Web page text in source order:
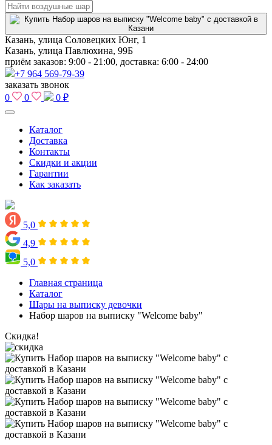
Казань, улица Соловецких Юнг, 1
Казань, улица Павлюхина, 99Б
приём заказов: 9:00 - 21:00, доставка: 6:00 - 24:00
+7 964 569-79-39
заказать звонок
0
0 0 ₽
Каталог
Доставка
Контакты
Скидки и акции
Гарантии
Как заказать
5,0
4,9
5,0
Главная страница
Каталог
Шары на выписку девочки
Набор шаров на выписку "Welcome baby"
Скидка!